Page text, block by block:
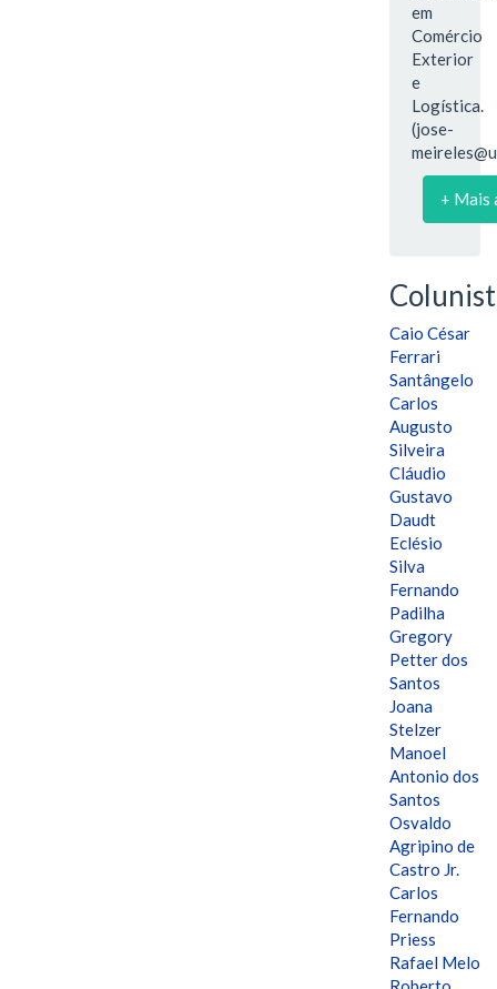
em
Comércio
Exterior
e
Logística.
(jose-
+ Mais
Caio César
Ferrari
Santângelo
Carlos
Augusto
Silveira
Cláudio
Gustavo
Daudt
Eclésio
Silva
Fernando
Padilha
Gregory
Petter dos
Santos
Joana
Stelzer
Manoel
Antonio dos
Santos
Osvaldo
Agripino de
Castro Jr.
Carlos
Fernando
Priess
Rafael Melo